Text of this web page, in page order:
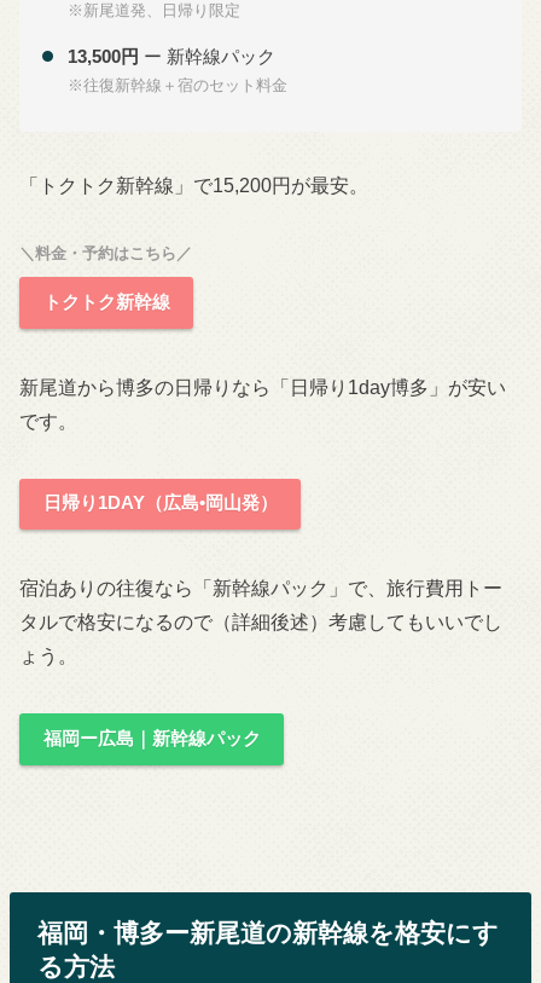
※新尾道発、日帰り限定
13,500円 ー 新幹線パック
※往復新幹線＋宿のセット料金
「トクトク新幹線」で15,200円が最安。
＼料金・予約はこちら／
トクトク新幹線
新尾道から博多の日帰りなら「日帰り1day博多」が安い
です。
日帰り1DAY（広島•岡山発）
宿泊ありの往復なら「新幹線パック」で、旅行費用トー
タルで格安になるので（詳細後述）考慮してもいいでし
ょう。
福岡ー広島｜新幹線パック
福岡・博多ー新尾道の新幹線を格安にす
る方法